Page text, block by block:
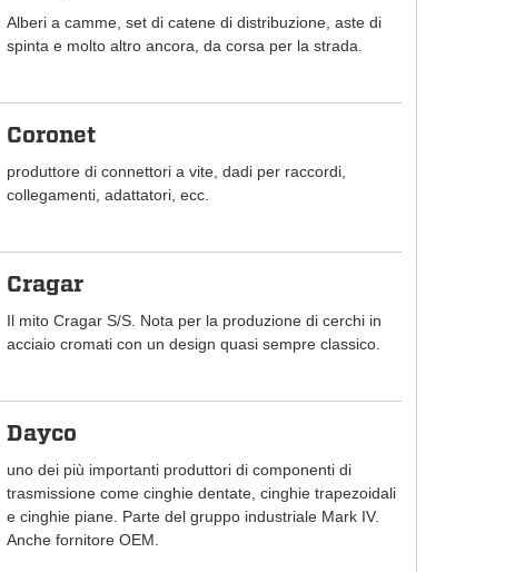
Alberi a camme, set di catene di distribuzione, aste di
spinta e molto altro ancora, da corsa per la strada.
Coronet
produttore di connettori a vite, dadi per raccordi,
collegamenti, adattatori, ecc.
Cragar
Il mito Cragar S/S. Nota per la produzione di cerchi in
acciaio cromati con un design quasi sempre classico.
Dayco
uno dei più importanti produttori di componenti di
trasmissione come cinghie dentate, cinghie trapezoidali
e cinghie piane. Parte del gruppo industriale Mark IV.
Anche fornitore OEM.